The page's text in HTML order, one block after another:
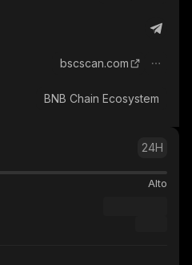
bscscan.com
BNB Chain Ecosystem
24H
Alto